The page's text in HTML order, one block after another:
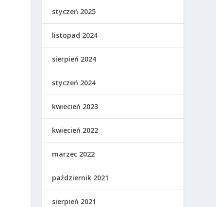
styczeń 2025
listopad 2024
sierpień 2024
styczeń 2024
kwiecień 2023
kwiecień 2022
marzec 2022
październik 2021
sierpień 2021